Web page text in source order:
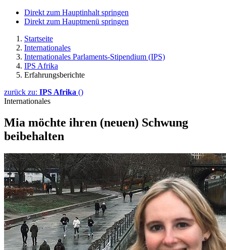
Direkt zum Hauptinhalt springen
Direkt zum Hauptmenü springen
Startseite
Internationales
Internationales Parlaments-Stipendium (IPS)
IPS Afrika
Erfahrungsberichte
zurück zu: IPS Afrika ()
Internationales
Mia möchte ihren (neuen) Schwung
beibehalten